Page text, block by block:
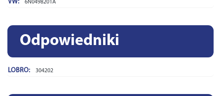
VW: 6N0498201A
Odpowiedniki
LOBRO: 304202